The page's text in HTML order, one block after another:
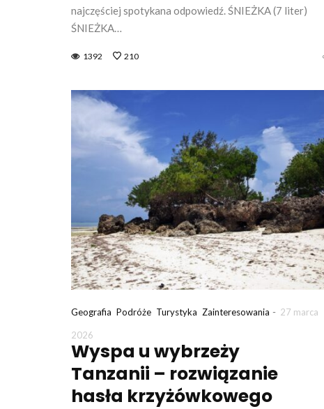
najczęściej spotykana odpowiedź. ŚNIEŻKA (7 liter)
ŚNIEŻKA…
1392 210
Geografia Podróże Turystyka Zainteresowania - 27 marca
2026
Wyspa u wybrzeży
Tanzanii – rozwiązanie
hasła krzyżówkowego